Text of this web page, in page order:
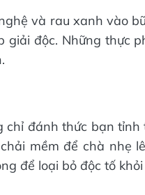
và rau xanh vào
độc. Những thực
đánh thức bạn tỉnh
mềm để chà nhẹ
để loại bỏ độc tố khỏi